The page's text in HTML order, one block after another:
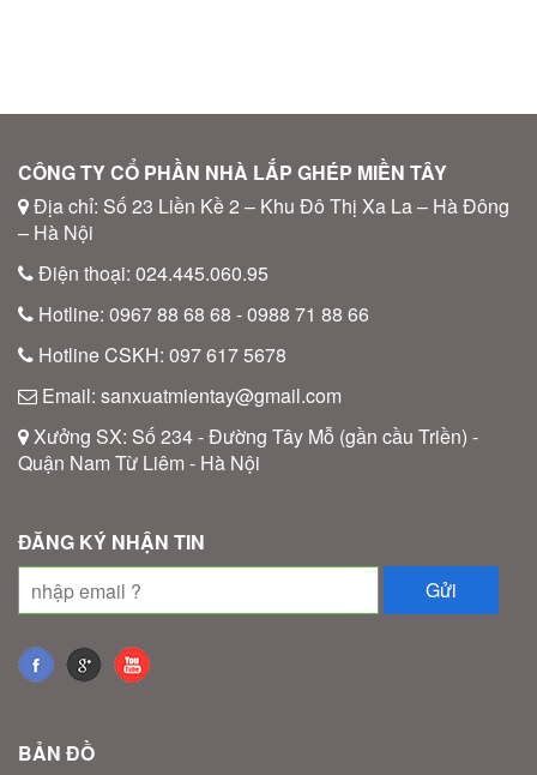
CÔNG TY CỔ PHẦN NHÀ LẮP GHÉP MIỀN TÂY
Địa chỉ: Số 23 Liền Kề 2 – Khu Đô Thị Xa La – Hà Đông
– Hà Nội
Điện thoại: 024.445.060.95
Hotline: 0967 88 68 68 - 0988 71 88 66
Hotline CSKH: 097 617 5678
Email: sanxuatmientay@gmail.com
Xưởng SX: Số 234 - Đường Tây Mỗ (gần cầu Triền) -
Quận Nam Từ Liêm - Hà Nội
ĐĂNG KÝ NHẬN TIN
BẢN ĐỒ